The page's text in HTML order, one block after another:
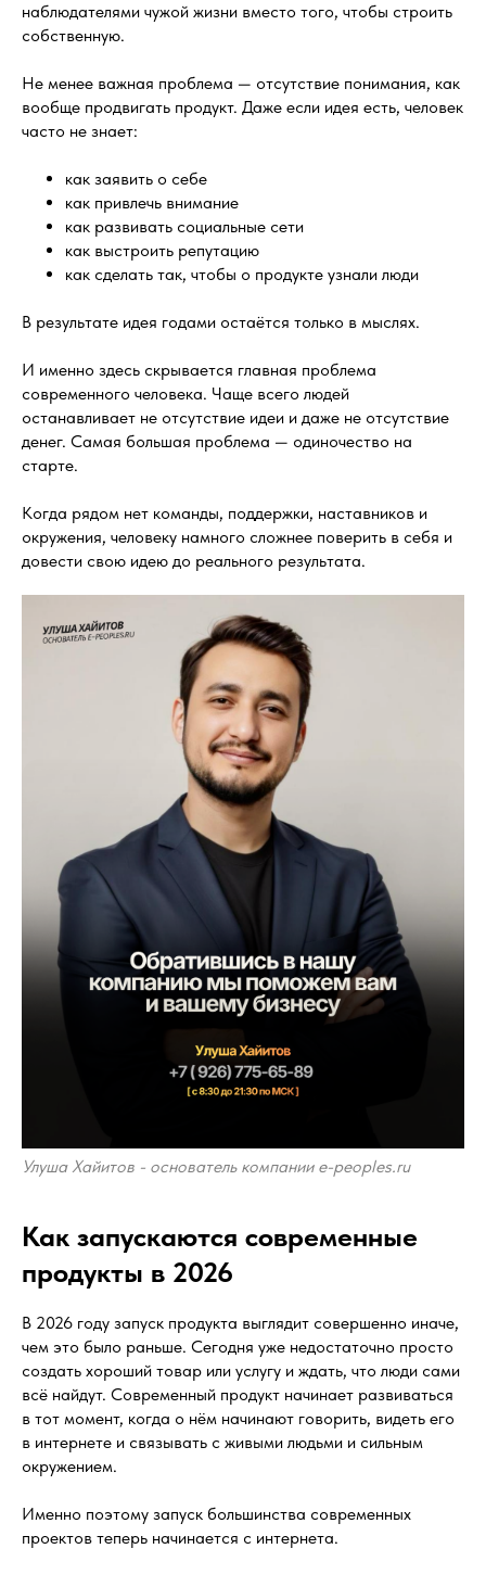
наблюдателями чужой жизни вместо того, чтобы строить
собственную.
Не менее важная проблема — отсутствие понимания, как
вообще продвигать продукт. Даже если идея есть, человек
часто не знает:
как заявить о себе
как привлечь внимание
как развивать социальные сети
как выстроить репутацию
как сделать так, чтобы о продукте узнали люди
В результате идея годами остаётся только в мыслях.
И именно здесь скрывается главная проблема
современного человека. Чаще всего людей
останавливает не отсутствие идеи и даже не отсутствие
денег. Самая большая проблема — одиночество на
старте.
Когда рядом нет команды, поддержки, наставников и
окружения, человеку намного сложнее поверить в себя и
довести свою идею до реального результата.
Улуша Хайитов - основатель компании e-peoples.ru
Как запускаются современные
продукты в 2026
В 2026 году запуск продукта выглядит совершенно иначе,
чем это было раньше. Сегодня уже недостаточно просто
создать хороший товар или услугу и ждать, что люди сами
всё найдут. Современный продукт начинает развиваться
в тот момент, когда о нём начинают говорить, видеть его
в интернете и связывать с живыми людьми и сильным
окружением.
Именно поэтому запуск большинства современных
проектов теперь начинается с интернета.